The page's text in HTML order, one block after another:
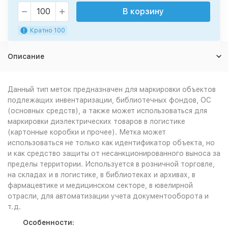
В корзину
Кратно 100
Описание
Данный тип меток предназначен для маркировки объектов
подлежащих инвентаризации, библиотечных фондов, ОС
(основных средств), а также может использоваться для
маркировки диэлектрических товаров в логистике
(картонные коробки и прочее). Метка может
использоваться не только как идентификатор объекта, но
и как средство защиты от несанкционированного выноса за
пределы территории. Используется в розничной торговле,
на складах и в логистике, в библиотеках и архивах, в
фармацевтике и медицинском секторе, в ювелирной
отрасли, для автоматизации учета документооборота и
т.д.
Особенности: